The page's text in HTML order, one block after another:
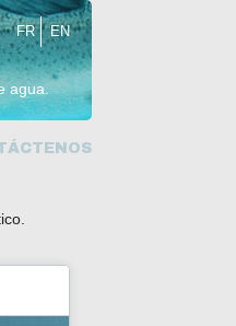
agua.
FR EN